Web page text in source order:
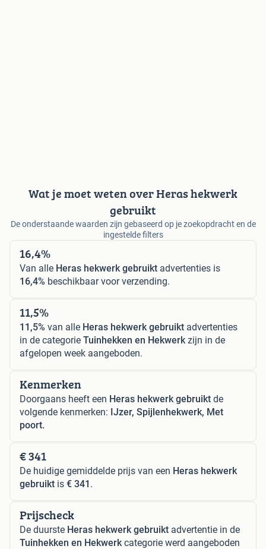
Wat je moet weten over Heras hekwerk
gebruikt
De onderstaande waarden zijn gebaseerd op je zoekopdracht en de
ingestelde filters
16,4%
Van alle Heras hekwerk gebruikt advertenties is
16,4% beschikbaar voor verzending.
11,5%
11,5% van alle Heras hekwerk gebruikt advertenties
in de categorie Tuinhekken en Hekwerkzijn in de
afgelopen week aangeboden.
Kenmerken
Doorgaans heeft een Heras hekwerk gebruikt de
volgende kenmerken: IJzer, Spijlenhekwerk, Met
poort.
€ 341
De huidige gemiddelde prijs van een Heras hekwerk
gebruikt is € 341 .
Prijscheck
De duurste Heras hekwerk gebruikt advertentie in de
Tuinhekken en Hekwerkcategorie werd aangeboden